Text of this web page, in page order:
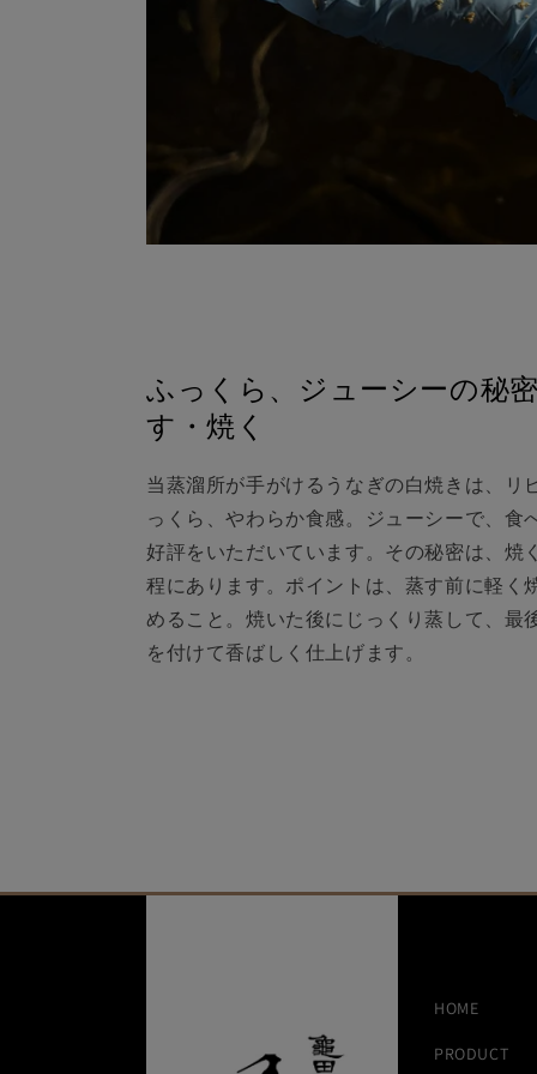
ふっくら、ジューシーの秘
す・焼く
当蒸溜所が手がけるうなぎの白焼きは、リ
っくら、やわらか食感。ジューシーで、食
好評をいただいています。その秘密は、焼
程にあります。ポイントは、蒸す前に軽く
めること。焼いた後にじっくり蒸して、最
を付けて香ばしく仕上げます。
HOME
PRODUCT